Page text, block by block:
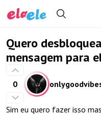
Quero
mensagem para
0
Sim eu quero fazer isso